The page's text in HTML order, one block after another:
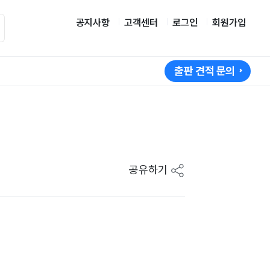
공지사항 고객센터 로그인 회원가입
출판 견적 문의
공유하기